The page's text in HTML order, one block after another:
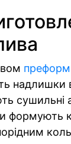
надлишки
сушильні
формують